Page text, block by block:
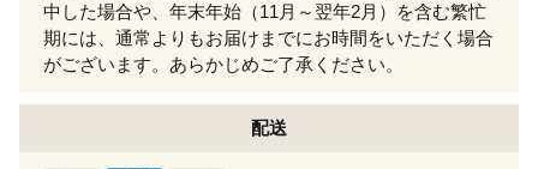
中した場合や、年末年始（11月～翌年2月）を含む繁忙
期には、通常よりもお届けまでにお時間をいただく場合
がございます。あらかじめご了承ください。
配送